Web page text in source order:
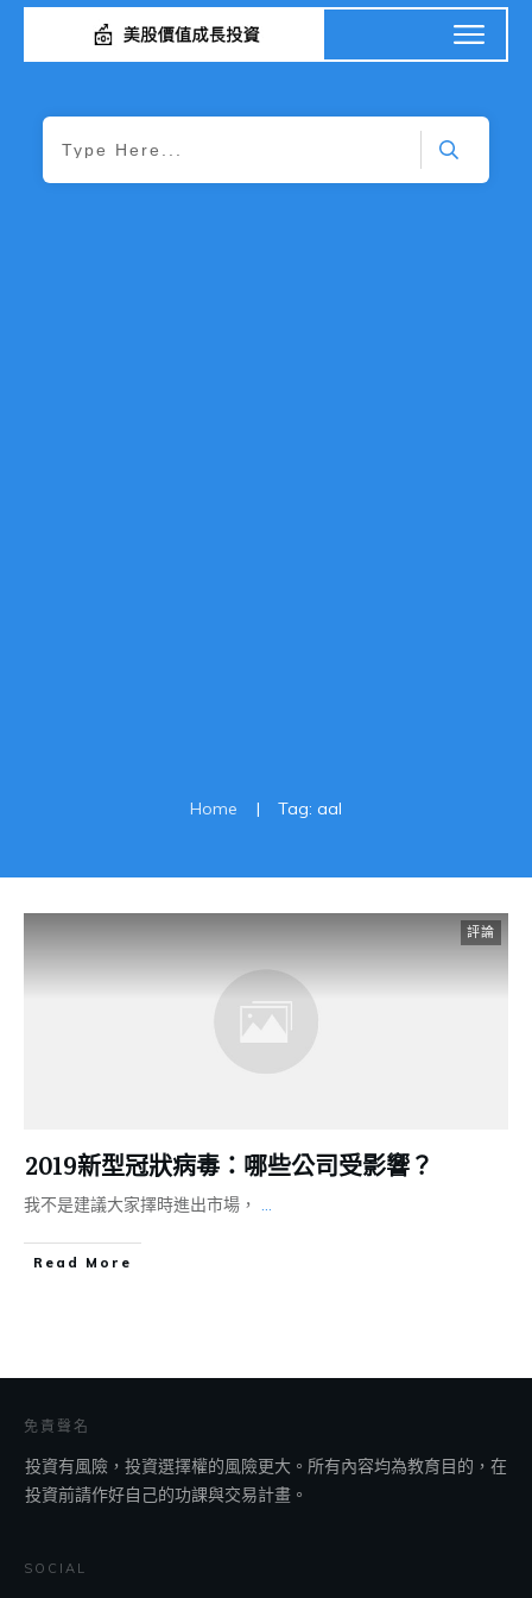
Home | Tag: aal
評論
2019新型冠狀病毒：哪些公司受影響？
我不是建議大家擇時進出市場，
​Read More
免責聲名
投資有風險，投資選擇權的風險更大。所有內容均為教育目的，在
投資前請作好自己的功課與交易計畫。
SOCIAL